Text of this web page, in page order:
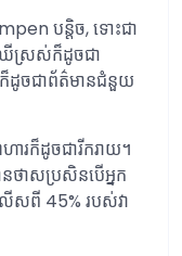
បន្តិច, ទោះជា
ើស្រស់ក៏ដូចជា
ដូចជាព័ត៌មានជំនួយ
ារក៏ដូចជារីករាយ។
ថាសប្រសិនបើអ្នក
សពី 45% របស់វា